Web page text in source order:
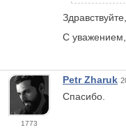
С
1773
Petr Zharuk
Спасибо.